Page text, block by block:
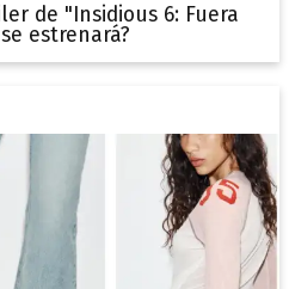
de "Insidious 6: Fuera
estrenará?